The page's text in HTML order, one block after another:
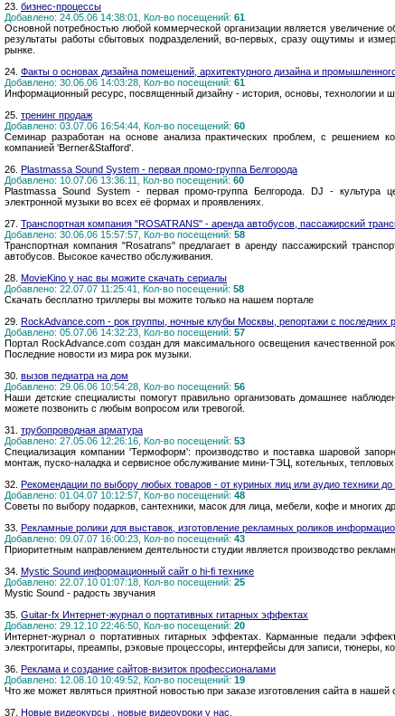
23. бизнес-процессы
Добавлено: 24.05.06 14:38:01, Кол-во посещений: 61
Основной потребностью любой коммерческой организации является
результаты работы сбытовых подразделений, во-первых, сразу ощутимы и
рынке.
24. Факты о основах дизайна помещений, архитектурного дизайна и
Добавлено: 30.06.06 14:03:28, Кол-во посещений: 61
Информационный ресурс, посвященный дизайну - история, основы, технологии и
25. тренинг продаж
Добавлено: 03.07.06 16:54:44, Кол-во посещений: 60
Семинар разработан на основе анализа практических проблем, с решением
компанией 'Berner&Stafford'.
26. Plastmassa Sound System - первая промо-группа Белгорода
Добавлено: 10.07.06 13:36:11, Кол-во посещений: 60
Plastmassa Sound System - первая промо-группа Белгорода. DJ - культура
электронной музыки во всех её формах и проявлениях.
27. Транспортная компания "ROSATRANS" - аренда автобусов, пассажирский
Добавлено: 30.06.06 15:57:57, Кол-во посещений: 58
Транспортная компания "Rosatrans" предлагает в аренду пассажирский
автобусов. Высокое качество обслуживания.
28. MovieKino у нас вы можите скачать сериалы
Добавлено: 22.07.07 11:25:41, Кол-во посещений: 58
Скачать бесплатно триллеры вы можите только на нашем портале
29. RockAdvance.com - рок группы, ночные клубы Москвы, репортажи с последних
Добавлено: 05.07.06 14:32:23, Кол-во посещений: 57
Портал RockAdvance.com создан для максимального освещения качественной
Последние новости из мира рок музыки.
30. вызов педиатра на дом
Добавлено: 29.06.06 10:54:28, Кол-во посещений: 56
Наши детские специалисты помогут правильно организовать домашнее
можете позвонить с любым вопросом или тревогой.
31. трубопроводная арматура
Добавлено: 27.05.06 12:26:16, Кол-во посещений: 53
Специализация компании 'Термоформ': производство и поставка шаровой
монтаж, пуско-наладка и сервисное обслуживание мини-ТЭЦ, котельных,
32. Рекомендации по выбору любых товаров - от куриных яиц или аудио техники до
Добавлено: 01.04.07 10:12:57, Кол-во посещений: 48
Советы по выбору подарков, сантехники, масок для лица, мебели, кофе и многих
33. Рекламные ролики для выставок, изготовление рекламных роликов
Добавлено: 09.07.07 16:00:23, Кол-во посещений: 43
Приоритетным направлением деятельности студии является производство
34. Mystic Sound информационный сайт о hi-fi технике
Добавлено: 22.07.10 01:07:18, Кол-во посещений: 25
Mystic Sound - радость звучания
35. Guitar-fx Интернет-журнал о портативных гитарных эффектах
Добавлено: 29.12.10 22:46:50, Кол-во посещений: 20
Интернет-журнал о портативных гитарных эффектах. Карманные педали
электрогитары, преампы, рэковые процессоры, интерфейсы для записи, тюнеры,
36. Реклама и создание сайтов-визиток профессионалами
Добавлено: 12.08.10 10:49:52, Кол-во посещений: 19
Что же может являться приятной новостью при заказе изготовления сайта в
37. Новые видеокурсы , новые видеоуроки у нас.